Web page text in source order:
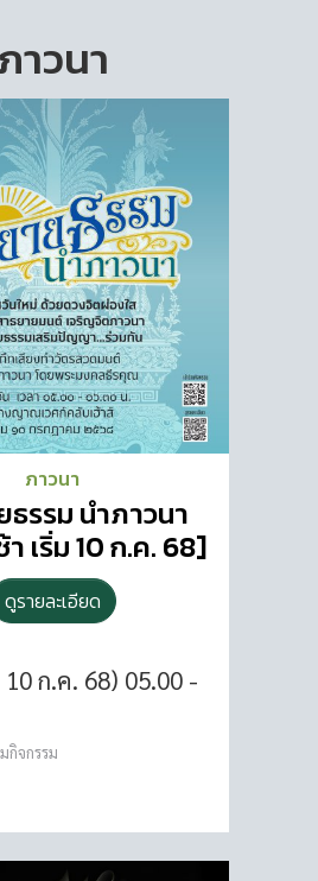
าวนา
ภาวนา
ธรรม นำภาวนา
เริ่ม 10 ก.ค. 68]
ดูรายละเอียด
ก.ค. 68) 05.00 -
กิจกรรม